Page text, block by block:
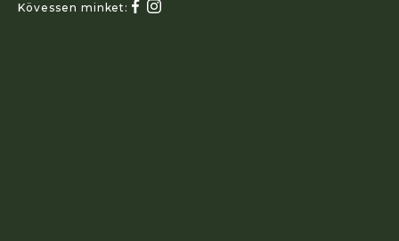
Kövessen minket: